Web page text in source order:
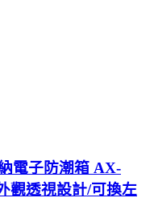
電子防潮箱 AX-
觀透視設計/可換左